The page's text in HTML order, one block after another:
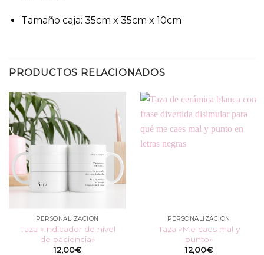
Tamaño caja: 35cm x 35cm x 10cm
PRODUCTOS RELACIONADOS
PERSONALIZACIÓN
Taza «Indicador de nivel
de paciencia»
12,00€
PERSONALIZACIÓN
Taza «Me caes mal y
punto»
12,00€